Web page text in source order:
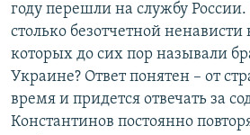
году перешли на службу
столько безотчетной
которых до сих пор называли
Украине? Ответ понятен – от
время и придется отвечать за
Константинов постоянно